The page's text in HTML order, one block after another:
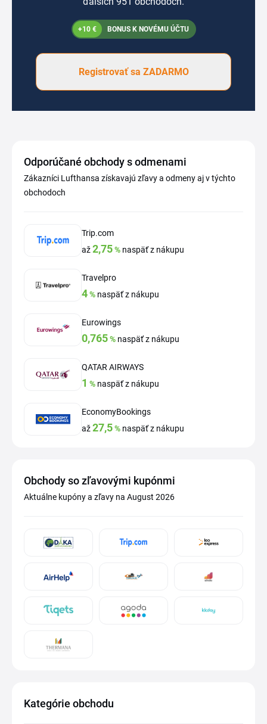
+10 € BONUS K NOVÉMU ÚČTU
Registrovať sa ZADARMO
Odporúčané obchody s odmenami
Zákazníci Lufthansa získavajú zľavy a odmeny aj v týchto
obchodoch
Trip.com
až2,75% naspäť z nákupu
Travelpro
4% naspäť z nákupu
Eurowings
0,765% naspäť z nákupu
QATAR AIRWAYS
1 % naspäť z nákupu
EconomyBookings
až27,5% naspäť z nákupu
Obchody so zľavovými kupónmi
Aktuálne kupóny a zľavy na August 2026
Kategórie obchodu